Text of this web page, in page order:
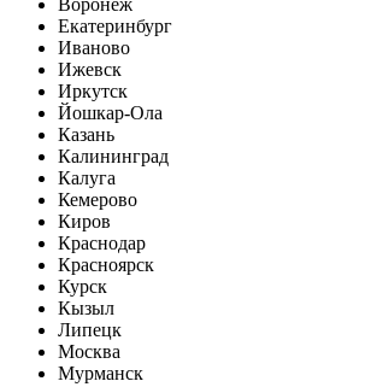
Воронеж
Екатеринбург
Иваново
Ижевск
Иркутск
Йошкар-Ола
Казань
Калининград
Калуга
Кемерово
Киров
Краснодар
Красноярск
Курск
Кызыл
Липецк
Москва
Мурманск